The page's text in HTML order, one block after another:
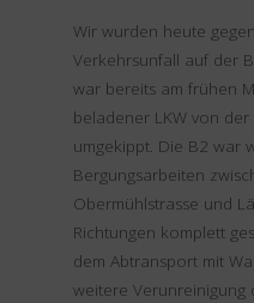
Wir wurden heute
Verkehrsunfall auf der
war bereits am frühen
beladener LKW von
umgekippt. Die B2 war
Bergungsarbeiten
Obermühlstrasse und
Richtungen komplett
dem Abtransport mit
weitere Verunreinigung